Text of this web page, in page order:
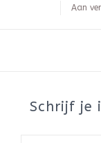
Aan
Schrijf je